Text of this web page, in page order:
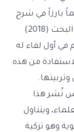
بارزاً في شرح
الحديث وفي جانب تزكية النفوس. تناول البحث (2018)
في أول لقاء له
من هذه
نُشر هذا
ويتناول
وهو تزكية